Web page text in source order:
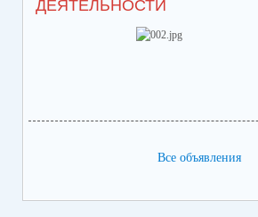
ДЕЯТЕЛЬНОСТИ
https://bus.gov.ru/info-card/382496
Все объявления